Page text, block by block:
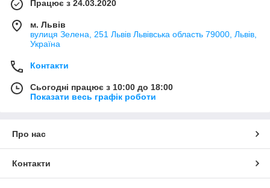
Працює з 24.03.2020
м. Львів
вулиця Зелена, 251 Львів Львівська область 79000, Львів,
Україна
Контакти
Сьогодні працює з 10:00 до 18:00
Показати весь графік роботи
Про нас
Контакти